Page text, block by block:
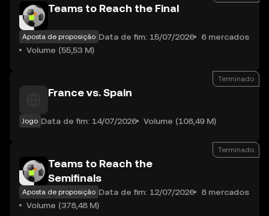
Teams to Reach the Final
Aposta de proposição Data de fim: 15/07/2026
6 mercados
Volume (55,53 M)
Terminado
France vs. Spain
Jogo Data de fim: 14/07/2026 Volume (108,49 M)
Terminado
Teams to Reach the
Semifinals
Aposta de proposição Data de fim: 12/07/2026
8 mercados
Volume (378,48 M)